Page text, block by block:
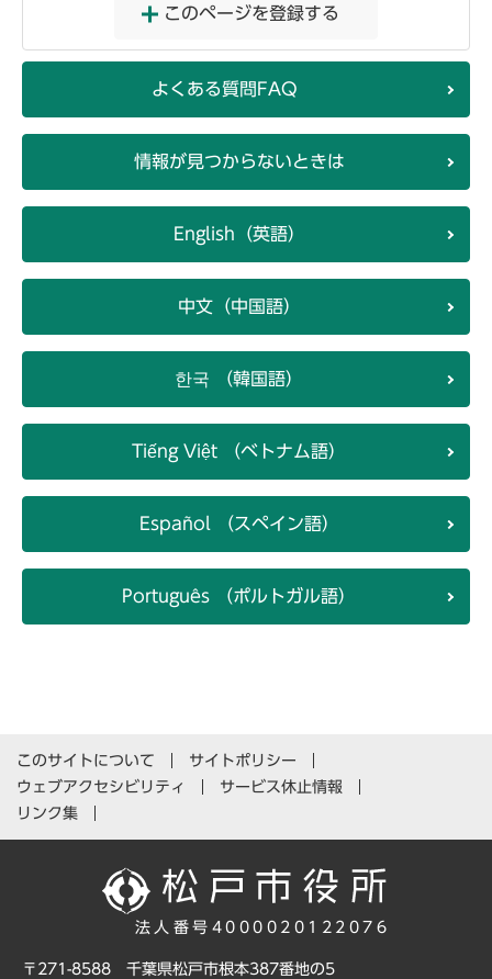
このページを登録する
よくある質問FAQ
情報が見つからないときは
English（英語）
中文（中国語）
한국 （韓国語）
Tiếng Việt （ベトナム語）
Español （スペイン語）
Português （ポルトガル語）
このサイトについて
サイトポリシー
ウェブアクセシビリティ
サービス休止情報
リンク集
法人番号4000020122076
〒271-8588 千葉県松戸市根本387番地の5